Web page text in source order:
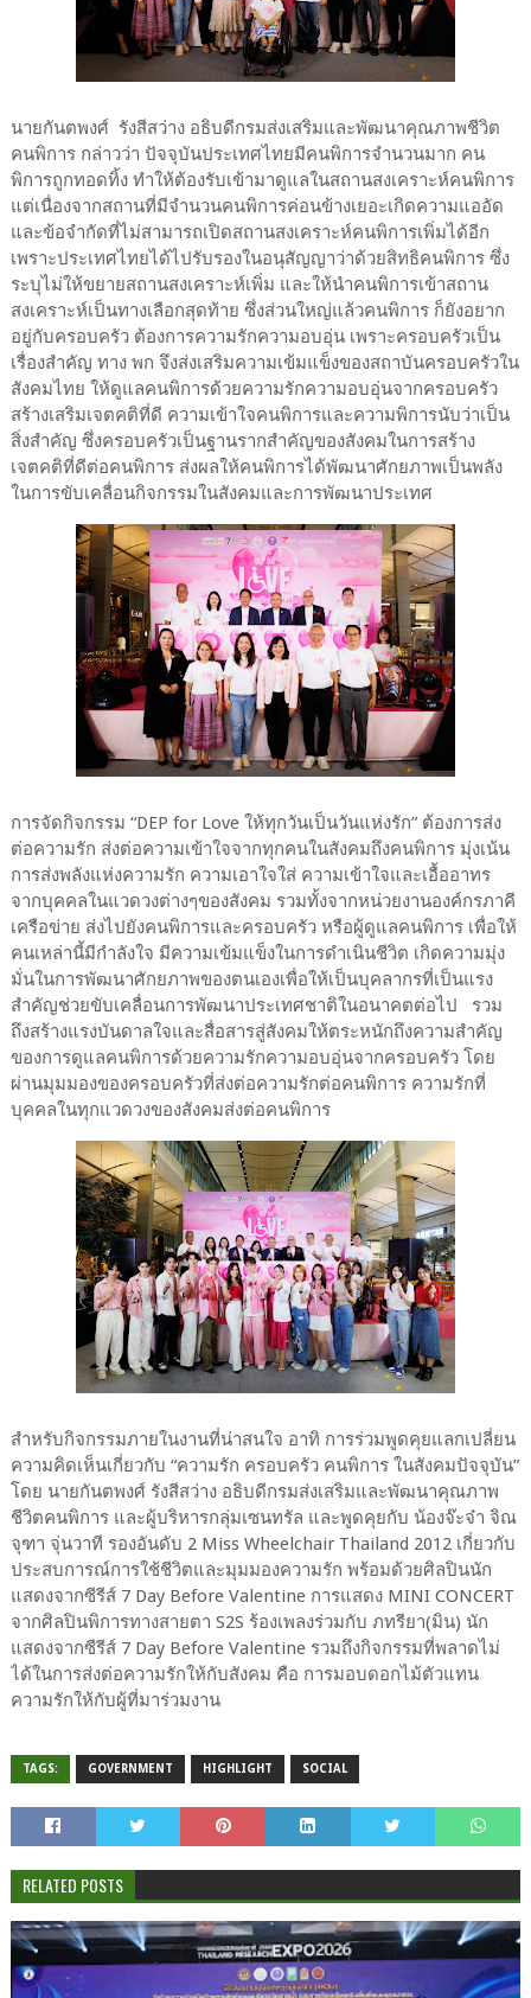
นายกันตพงศ์ รังสีสว่าง อธิบดีกรมส่งเสริมและพัฒนาคุณภาพชีวิต
คนพิการ กล่าวว่า ปัจจุบันประเทศไทยมีคนพิการจำนวนมาก คน
พิการถูกทอดทิ้ง ทำให้ต้องรับเข้ามาดูแลในสถานสงเคราะห์คนพิการ
แต่เนื่องจากสถานที่มีจำนวนคนพิการค่อนข้างเยอะเกิดความแออัด
และข้อจำกัดที่ไม่สามารถเปิดสถานสงเคราะห์คนพิการเพิ่มได้อีก
เพราะประเทศไทยได้ไปรับรองในอนุสัญญาว่าด้วยสิทธิคนพิการ ซึ่ง
ระบุไม่ให้ขยายสถานสงเคราะห์เพิ่ม และให้นำคนพิการเข้าสถาน
สงเคราะห์เป็นทางเลือกสุดท้าย ซึ่งส่วนใหญ่แล้วคนพิการ ก็ยังอยาก
อยู่กับครอบครัว ต้องการความรักความอบอุ่น เพราะครอบครัวเป็น
เรื่องสำคัญ ทาง พก จึงส่งเสริมความเข้มแข็งของสถาบันครอบครัวใน
สังคมไทย ให้ดูแลคนพิการด้วยความรักความอบอุ่นจากครอบครัว
สร้างเสริมเจตคติที่ดี ความเข้าใจคนพิการและความพิการนับว่าเป็น
สิ่งสำคัญ ซึ่งครอบครัวเป็นฐานรากสำคัญของสังคมในการสร้าง
เจตคติที่ดีต่อคนพิการ ส่งผลให้คนพิการได้พัฒนาศักยภาพเป็นพลัง
ในการขับเคลื่อนกิจกรรมในสังคมและการพัฒนาประเทศ
การจัดกิจกรรม “DEP for Love ให้ทุกวันเป็นวันแห่งรัก” ต้องการส่ง
ต่อความรัก ส่งต่อความเข้าใจจากทุกคนในสังคมถึงคนพิการ มุ่งเน้น
การส่งพลังแห่งความรัก ความเอาใจใส่ ความเข้าใจและเอื้ออาทร
จากบุคคลในแวดวงต่างๆของสังคม รวมทั้งจากหน่วยงานองค์กรภาคี
เครือข่าย ส่งไปยังคนพิการและครอบครัว หรือผู้ดูแลคนพิการ เพื่อให้
คนเหล่านี้มีกำลังใจ มีความเข้มแข็งในการดำเนินชีวิต เกิดความมุ่ง
มั่นในการพัฒนาศักยภาพของตนเองเพื่อให้เป็นบุคลากรที่เป็นแรง
สำคัญช่วยขับเคลื่อนการพัฒนาประเทศชาติในอนาคตต่อไป รวม
ถึงสร้างแรงบันดาลใจและสื่อสารสู่สังคมให้ตระหนักถึงความสำคัญ
ของการดูแลคนพิการด้วยความรักความอบอุ่นจากครอบครัว โดย
ผ่านมุมมองของครอบครัวที่ส่งต่อความรักต่อคนพิการ ความรักที่
บุคคลในทุกแวดวงของสังคมส่งต่อคนพิการ
สำหรับกิจกรรมภายในงานที่น่าสนใจ อาทิ การร่วมพูดคุยแลกเปลี่ยน
ความคิดเห็นเกี่ยวกับ “ความรัก ครอบครัว คนพิการ ในสังคมปัจจุบัน”
โดย นายกันตพงศ์ รังสีสว่าง อธิบดีกรมส่งเสริมและพัฒนาคุณภาพ
ชีวิตคนพิการ และผู้บริหารกลุ่มเซนทรัล และพูดคุยกับ น้องจ๊ะจ๋า จิณ
จุฑา จุ่นวาที รองอันดับ 2 Miss Wheelchair Thailand 2012 เกี่ยวกับ
ประสบการณ์การใช้ชีวิตและมุมมองความรัก พร้อมด้วยศิลปินนัก
แสดงจากซีรีส์ 7 Day Before Valentine การแสดง MINI CONCERT
จากศิลปินพิการทางสายตา S2S ร้องเพลงร่วมกับ ภทรียา(มิน) นัก
แสดงจากซีรีส์ 7 Day Before Valentine รวมถึงกิจกรรมที่พลาดไม่
ได้ในการส่งต่อความรักให้กับสังคม คือ การมอบดอกไม้ตัวแทน
ความรักให้กับผู้ที่มาร่วมงาน
TAGS: GOVERNMENT HIGHLIGHT SOCIAL
RELATED POSTS